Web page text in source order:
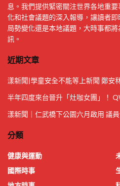
息。我們提供緊密關注世界各地重
化和社會議題的深入報導，讓讀者
局勢變化還是本地議題，大時事都
訊。
近期文章
漾新聞|學童安全不能等上新聞 鄭安
半年四度來台晉升「灶咖女團」！
漾新聞｜仁武橋下公園六月啟用 議
分類
健康與運動
國際時事